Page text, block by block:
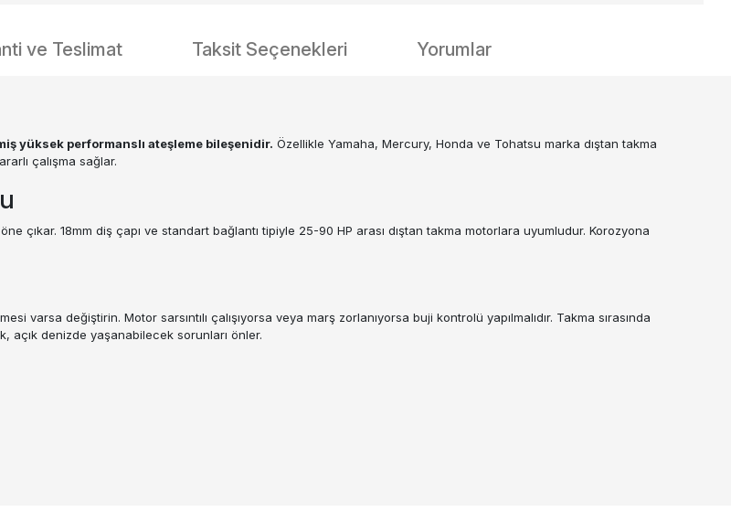
ve Teslimat Taksit Seçenekleri Yorumlar
yüksek performanslı ateşleme bileşenidir. Özellikle Yamaha, Mercury, Honda ve Tohatsu marka dıştan takma
çalışma sağlar.
çıkar. 18mm diş çapı ve standart bağlantı tipiyle 25-90 HP arası dıştan takma motorlara uyumludur. Korozyona
varsa değiştirin. Motor sarsıntılı çalışıyorsa veya marş zorlanıyorsa buji kontrolü yapılmalıdır. Takma sırasında
açık denizde yaşanabilecek sorunları önler.